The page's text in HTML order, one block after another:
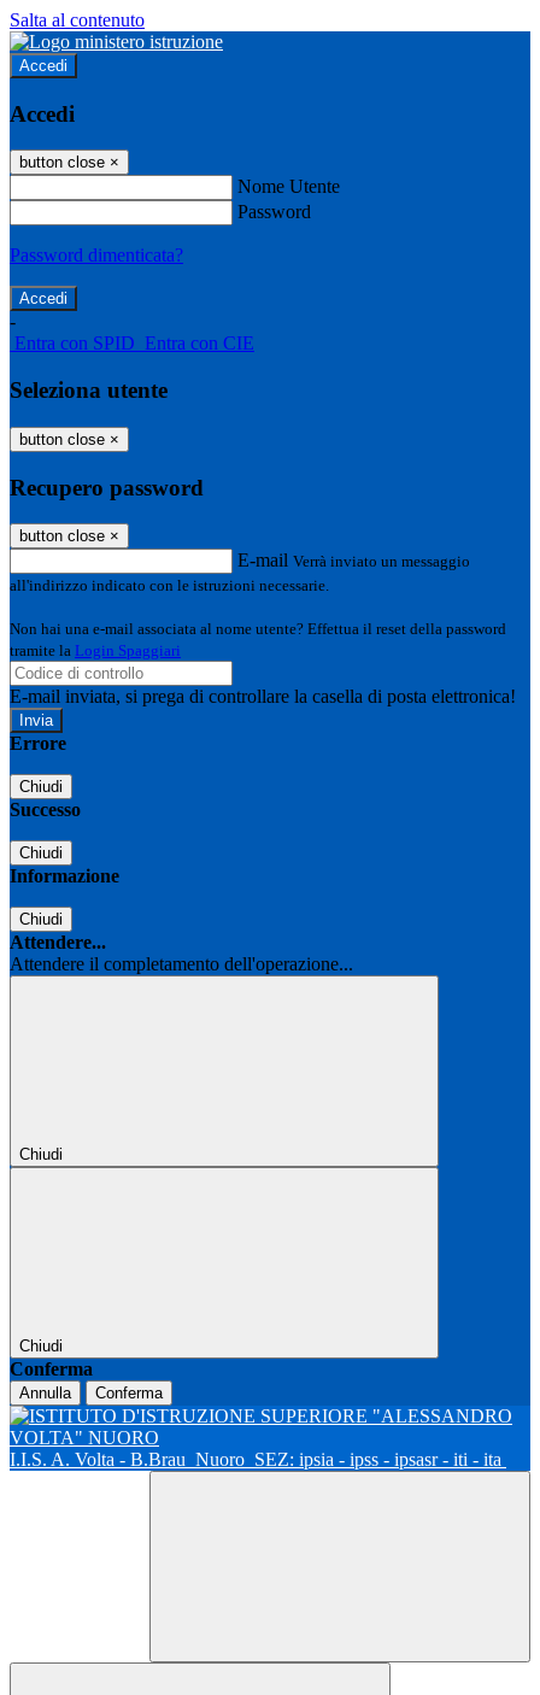
Salta al contenuto
Accedi
Accedi
button close ×
Nome Utente
Password
Password dimenticata?
-
Entra con SPID Entra con CIE
Seleziona utente
button close ×
Recupero password
button close ×
E-mail Verrà inviato un messaggio
all'indirizzo indicato con le istruzioni necessarie.
Non hai una e-mail associata al nome utente? Effettua il reset della password
tramite la Login Spaggiari
E-mail inviata, si prega di controllare la casella di posta elettronica!
Errore
Chiudi
Successo
Chiudi
Informazione
Chiudi
Attendere...
Attendere il completamento dell'operazione...
Chiudi
Chiudi
Conferma
Annulla Conferma
I.I.S. A. Volta - B.Brau Nuoro SEZ: ipsia - ipss - ipsasr - iti - ita